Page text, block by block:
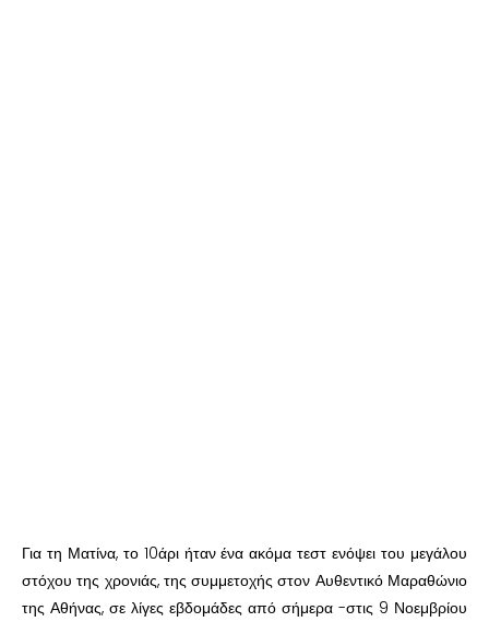
Για τη Ματίνα, το 10άρι ήταν ένα ακόμα τεστ ενόψει του μεγάλου
στόχου της χρονιάς, της συμμετοχής στον Αυθεντικό Μαραθώνιο
της Αθήνας, σε λίγες εβδομάδες από σήμερα -στις 9 Νοεμβρίου